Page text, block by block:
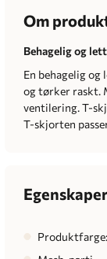
Om
Behagelig og
En behagelig
og tørker raskt.
ventilering. T-
T-skjorten